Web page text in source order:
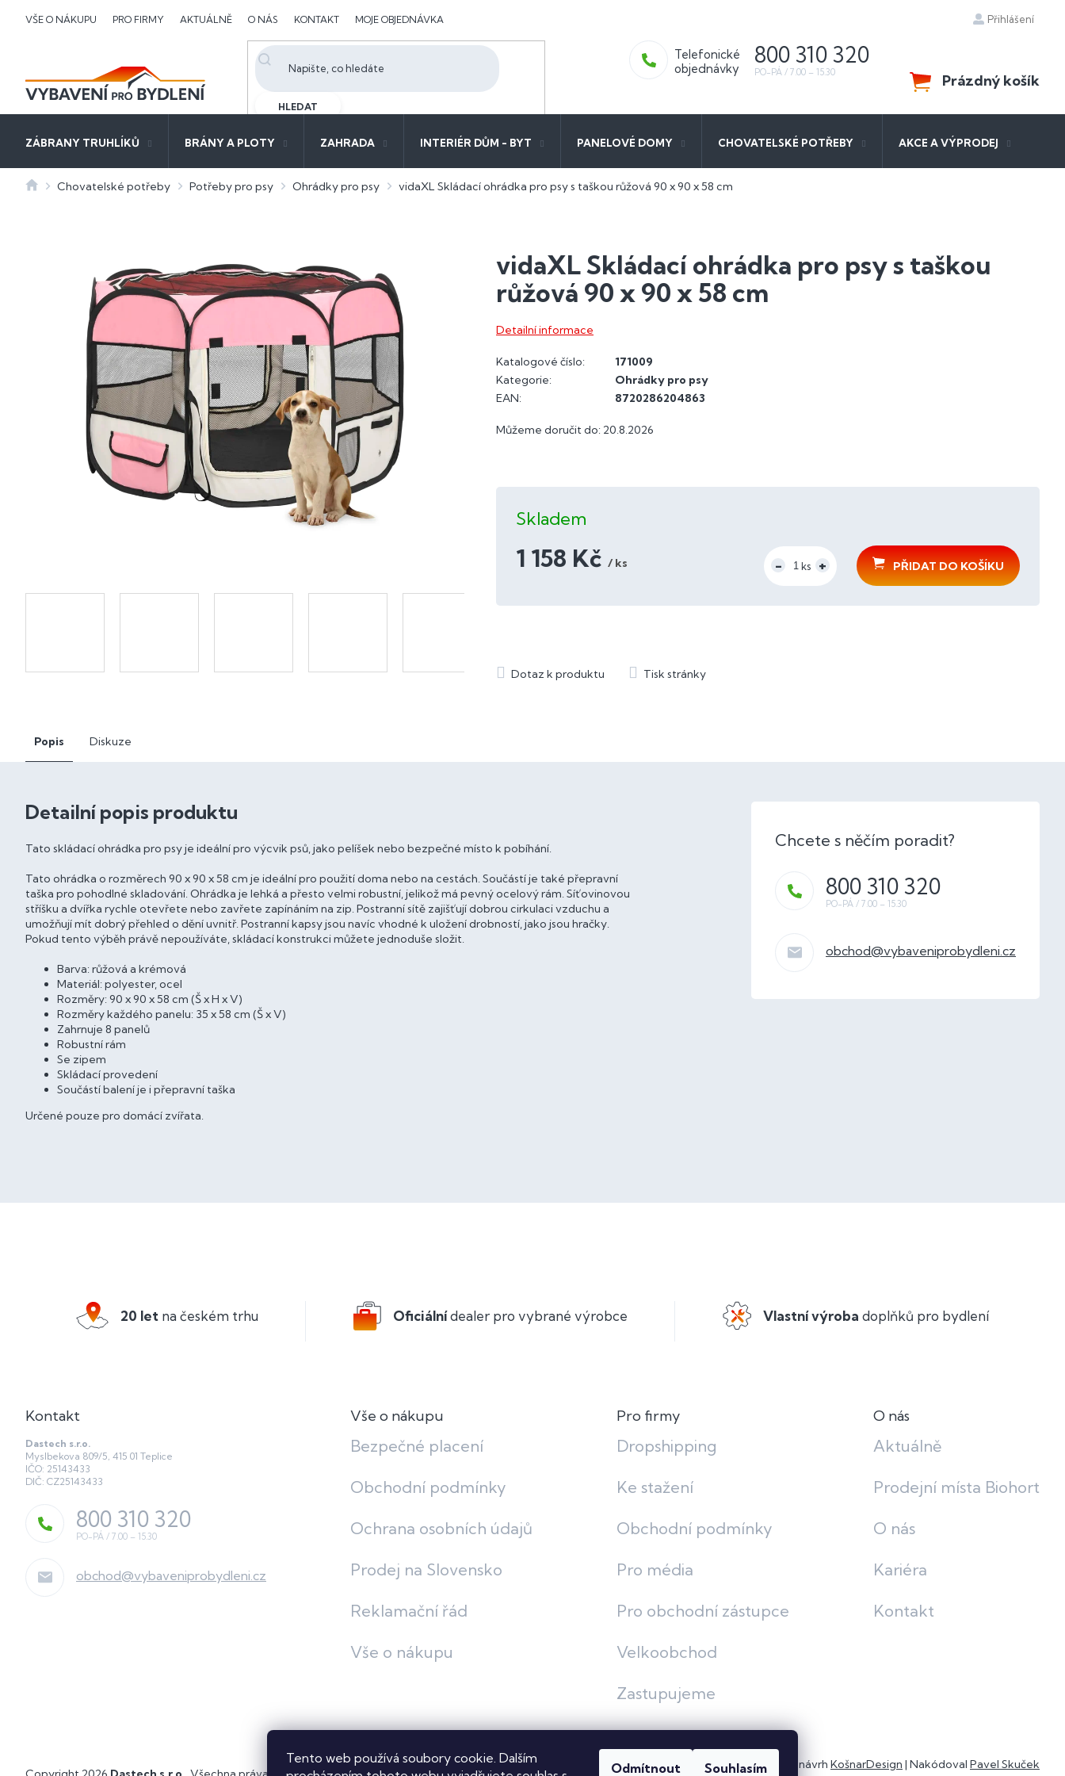
Tento web používá soubory cookie. Dalším
Odmítnout Souhlasím
VŠE O NÁKUPU PRO FIRMY AKTUÁLNĚ O NÁS KONTAKT MOJE OBJEDNÁVKA Přihlášení
HLEDAT
800 310 320
NÁKUPNÍ
KOŠÍK
Prázdný košík
ZÁBRANY TRUHLÍKŮ BRÁNY A PLOTY ZAHRADA INTERIÉR DŮM - BYT PANELOVÉ DOMY CHOVATELSKÉ POTŘEBY AKCE A VÝPRODEJ
DomůChovatelské potřeby Potřeby pro psy Ohrádky pro psy vidaXL Skládací ohrádka pro psy s taškou růžová 90 x 90 x 58 cm
vidaXL Skládací ohrádka pro psy s taškou
růžová 90 x 90 x 58 cm
Můžeme doručit do: 20.8.2026
Skladem
1 158 Kč / ks
PŘIDAT DO KOŠÍKU
Detailní informace
Katalogové číslo:
171009
Kategorie:
Ohrádky pro psy
EAN: 8720286204863
Popis Diskuze
Detailní popis produktu
Tato skládací ohrádka pro psy je ideální pro výcvik psů, jako pelíšek nebo bezpečné místo k pobíhání.
Tato ohrádka o rozměrech 90 x 90 x 58 cm je ideální pro použití doma nebo na cestách. Součástí je také přepravní
taška pro pohodlné skladování. Ohrádka je lehká a přesto velmi robustní, jelikož má pevný ocelový rám. Síťovinovou
stříšku a dvířka rychle otevřete nebo zavřete zapínáním na zip. Postranní sítě zajišťují dobrou cirkulaci vzduchu a
umožňují mít dobrý přehled o dění uvnitř. Postranní kapsy jsou navíc vhodné k uložení drobností, jako jsou hračky.
Pokud tento výběh právě nepoužíváte, skládací konstrukci můžete jednoduše složit.
Barva: růžová a krémová
Materiál: polyester, ocel
Rozměry: 90 x 90 x 58 cm (Š x H x V)
Rozměry každého panelu: 35 x 58 cm (Š x V)
Zahrnuje 8 panelů
Robustní rám
Se zipem
Skládací provedení
Součástí balení je i přepravní taška
Určené pouze pro domácí zvířata.
obchod@vybaveniprobydleni.cz
800 310 320
20 let na českém trhu Oficiálnídealer pro vybrané výrobce Vlastní výroba doplňků pro bydlení
Kontakt
Dastech s.r.o.
Myslbekova 809/5, 415 01 Teplice
IČO: 25143433
DIČ: CZ25143433
obchod@vybaveniprobydleni.cz
800 310 320
Vše o nákupu
Bezpečné placení
Obchodní podmínky
Ochrana osobních údajů
Prodej na Slovensko
Reklamační řád
Vše o nákupu
Pro firmy
Dropshipping
Ke stažení
Obchodní podmínky
Pro média
Pro obchodní zástupce
Velkoobchod
Zastupujeme
O nás
Aktuálně
Prodejní místa Biohort
O nás
Kariéra
Kontakt
Grafický návrh KošnarDesign | Nakódoval Pavel Skuček